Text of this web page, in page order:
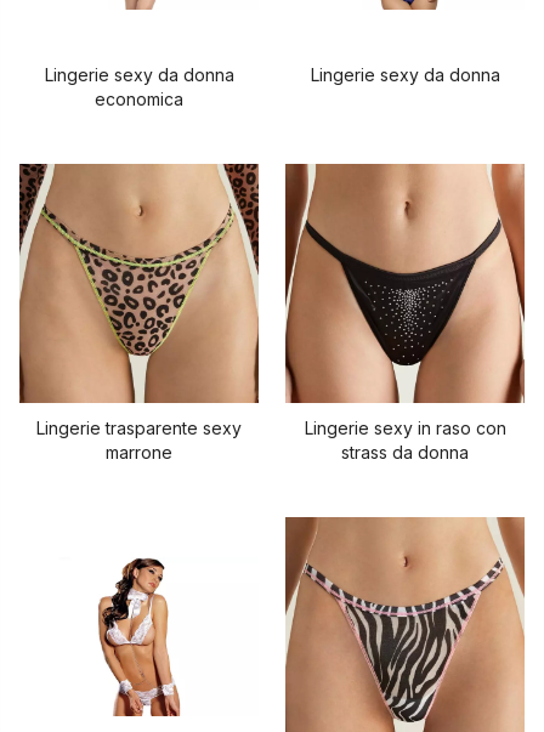
Lingerie sexy da donna
economica
Lingerie sexy da donna
Lingerie trasparente sexy
marrone
Lingerie sexy in raso con
strass da donna